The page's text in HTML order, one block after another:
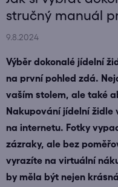
stručný manuál
9.8.2024
Výběr dokonalé jídelní
na první pohled zdá.
vaším stolem, ale také
Nakupování jídelní židle
na internetu. Fotky
zázraky, ale bez
vyrazíte na virtuální
by měla být nejen